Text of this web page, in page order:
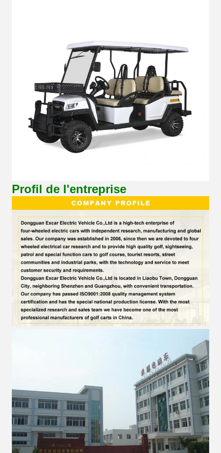
Profil de l'entreprise